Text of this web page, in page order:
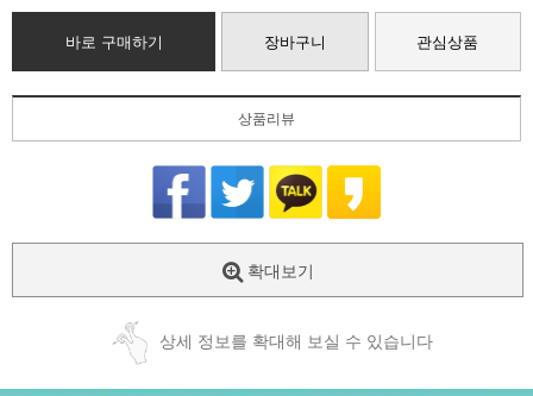
바로 구매하기 장바구니 관심상품
상품리뷰
확대보기
상세 정보를 확대해 보실 수 있습니다